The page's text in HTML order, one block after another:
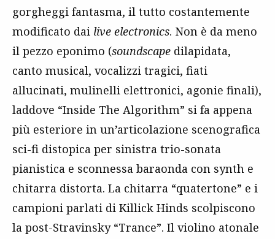
gorgheggi fantasma, il tutto costantemente
modificato dai live electronics. Non è da meno
il pezzo eponimo (soundscape dilapidata,
canto musical, vocalizzi tragici, fiati
allucinati, mulinelli elettronici, agonie finali),
laddove “Inside The Algorithm” si fa appena
più esteriore in un’articolazione scenografica
sci-fi distopica per sinistra trio-sonata
pianistica e sconnessa baraonda con synth e
chitarra distorta. La chitarra “quatertone” e i
campioni parlati di Killick Hinds scolpiscono
la post-Stravinsky “Trance”. Il violino atonale